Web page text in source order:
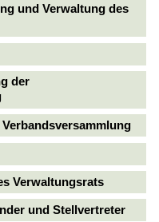
und Verwaltung des
der
Verwaltungsrats
und Stellvertreter